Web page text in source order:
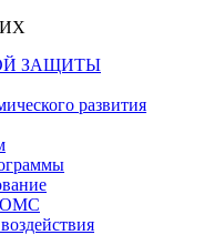
ЗАЩИТЫ
развития
ОМС